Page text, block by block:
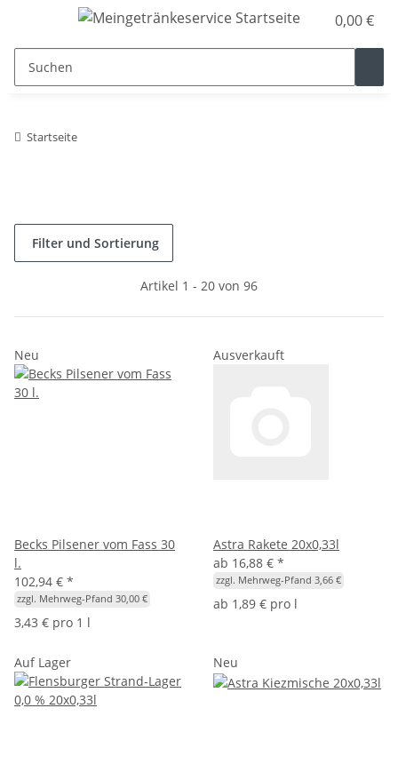
0,00 €
Startseite
Filter und Sortierung
Artikel 1 - 20 von 96
Neu
Becks Pilsener vom Fass 30
l.
102,94 € *
zzgl. Mehrweg-Pfand 30,00 €
3,43 € pro 1 l
Ausverkauft
Astra Rakete 20x0,33l
ab 16,88 € *
zzgl. Mehrweg-Pfand 3,66 €
ab 1,89 € pro l
Auf Lager Neu